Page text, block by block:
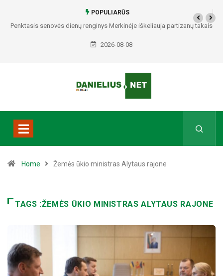
POPULIARŪS
Penktasis senovės dienų renginys Merkinėje iškeliauja partizanų takais
2026-08-08
Home Žemės ūkio ministras Alytaus rajone
TAGS :ŽEMĖS ŪKIO MINISTRAS ALYTAUS RAJONE